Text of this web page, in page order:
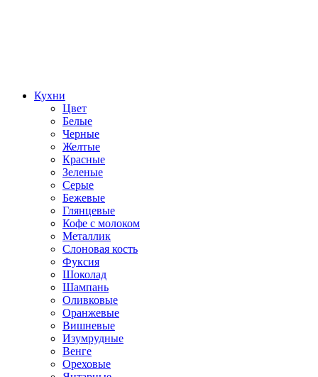
Кухни
Цвет
Белые
Черные
Желтые
Красные
Зеленые
Серые
Бежевые
Глянцевые
Кофе с молоком
Металлик
Слоновая кость
Фуксия
Шоколад
Шампань
Оливковые
Оранжевые
Вишневые
Изумрудные
Венге
Ореховые